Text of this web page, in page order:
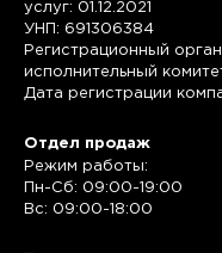
услуг: 01.12.2021
УНП: 691306384
Регистрационный
исполнительный
Дата регистрации
Отдел продаж
Режим работы:
Пн-Сб: 09:00-19:00
Вс: 09:00-18:00